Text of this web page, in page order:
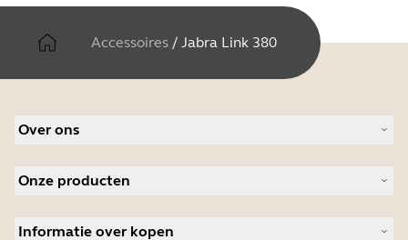
Accessoires / Jabra Link 380
Over ons
Werken bij Jabra
Nieuws en persberichten
Onze producten
Speakerphones
Informatie over kopen